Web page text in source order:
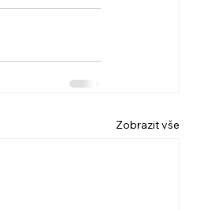
Zobrazit vše